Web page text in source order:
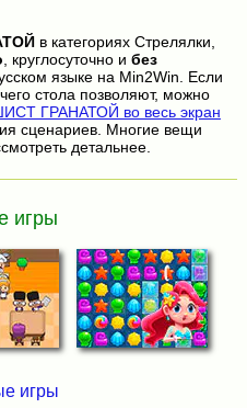
в категориях Стрелялки,
, круглосуточно и без
языке на Min2Win. Если
стола позволяют, можно
ГРАНАТОЙ во весь экран
сценариев. Многие вещи
детальнее.
игры
игры